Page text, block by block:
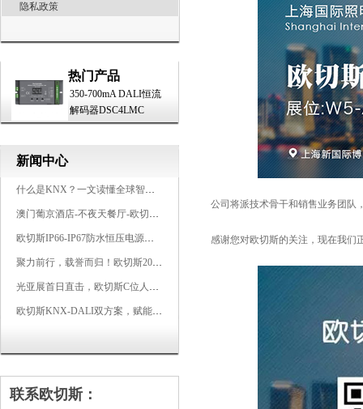
隐私政策
热门产品
350-700mA DALI恒流
解码器DSC4LMC
新闻中心
什么是KNX？一文读懂全球智能建筑控制标准
澳门葡京酒店-不夜天餐厅-欧切斯KNX智能控制系统打造高端智慧空间
欧切斯IP66-IP67防水恒压电源，无惧风雨，智稳如一
聚力前行，载誉而归！欧切斯2026光亚展完美收官
光亚展首日直击，欧切斯C位人气爆棚-双奖加冕，实力再出圈
欧切斯KNX-DALI双方案，赋能广州有马空间日式轻奢静谧之光
联系欧切斯：
公司将派技术骨干和销售业务团队，
感谢您对欧切斯的关注，现在我们正